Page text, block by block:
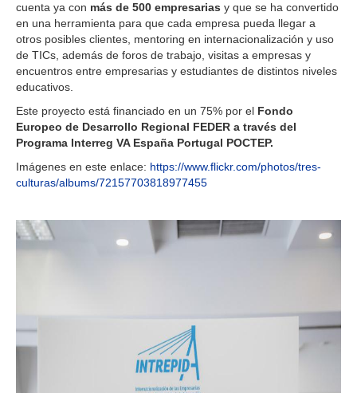
cuenta ya con más de 500 empresarias y que se ha convertido
en una herramienta para que cada empresa pueda llegar a
otros posibles clientes, mentoring en internacionalización y uso
de TICs, además de foros de trabajo, visitas a empresas y
encuentros entre empresarias y estudiantes de distintos niveles
educativos.
Este proyecto está financiado en un 75% por el Fondo
Europeo de Desarrollo Regional FEDER a través del
Programa Interreg VA España Portugal POCTEP.
Imágenes en este enlace: https://www.flickr.com/photos/tres-
culturas/albums/72157703818977455